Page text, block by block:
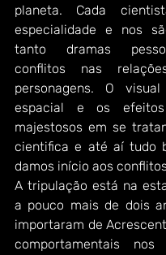
planeta. Cada
especialidade e nos
tanto dramas
conflitos nas
personagens. O
espacial e os
majestosos em se
cientifica e até aí tudo
damos início aos
A tripulação está na
a pouco mais de dois
importaram de
comportamentais nos